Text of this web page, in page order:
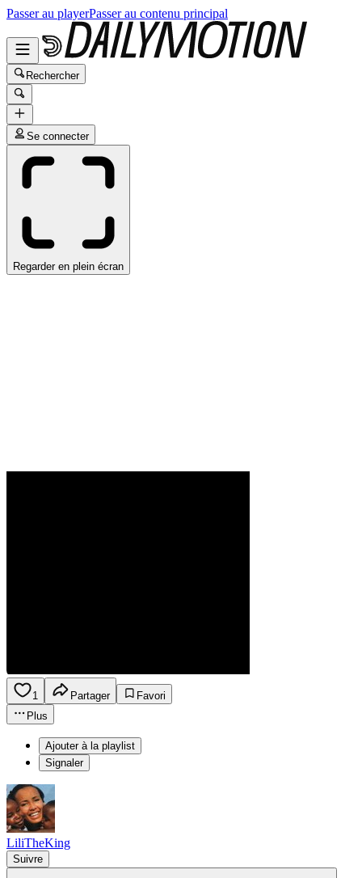
Passer au playerPasser au contenu principal
Rechercher
Se connecter
Regarder en plein écran
1 Partager
Favori
Plus
Ajouter à la playlist
Signaler
LiliTheKing
Suivre